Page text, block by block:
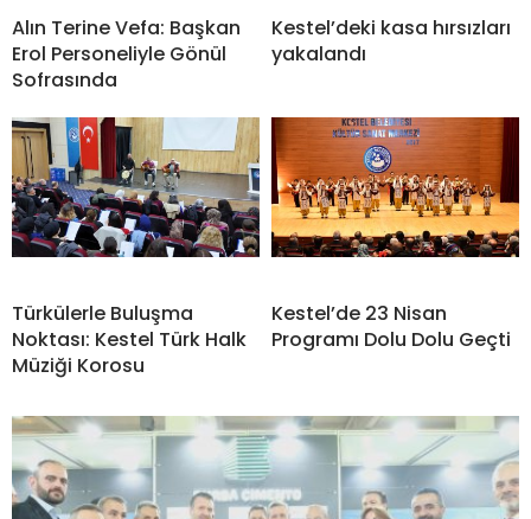
Alın Terine Vefa: Başkan
Erol Personeliyle Gönül
Sofrasında
Kestel’deki kasa hırsızları
yakalandı
Türkülerle Buluşma
Noktası: Kestel Türk Halk
Müziği Korosu
Kestel’de 23 Nisan
Programı Dolu Dolu Geçti